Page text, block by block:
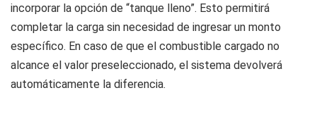
incorporar la opción de “tanque lleno”. Esto permitirá
completar la carga sin necesidad de ingresar un monto
específico. En caso de que el combustible cargado no
alcance el valor preseleccionado, el sistema devolverá
automáticamente la diferencia.